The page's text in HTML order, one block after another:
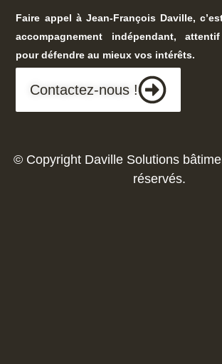
Faire appel à Jean-François Daville,
accompagnement indépendant,
pour défendre au mieux vos intérêts.
Contactez-nous !
© Copyright Daville Solutions
réservés.